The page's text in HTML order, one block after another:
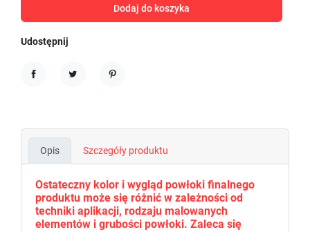
Dodaj do koszyka
Udostępnij
Opis Szczegóły produktu
Ostateczny kolor i wygląd powłoki finalnego
produktu może się różnić w zależności od
techniki aplikacji, rodzaju malowanych
elementów i grubości powłoki. Zaleca się